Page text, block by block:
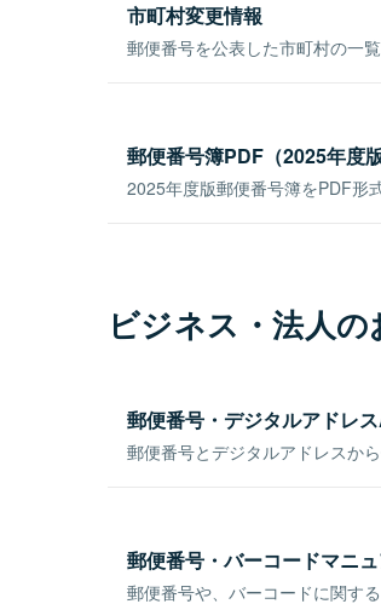
市町村変更情報
郵便番号を公表した市町村の一
郵便番号簿PDF（2025年度版
2025年度版郵便番号簿をPDF形
ビジネス・法人
郵便番号・デジタルアドレ
郵便番号とデジタルアドレスか
郵便番号・バーコードマニ
郵便番号や、バーコードに関す